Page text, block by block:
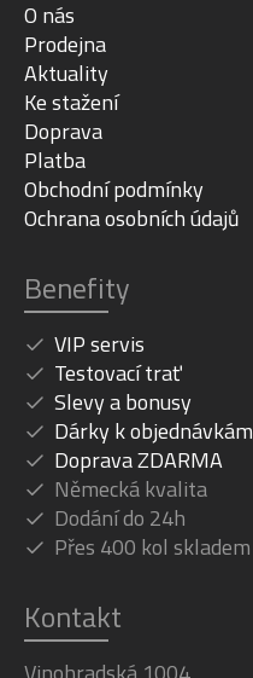
O nás
Prodejna
Aktuality
Ke stažení
Doprava
Platba
Obchodní podmínky
Ochrana osobních údajů
Benefity
VIP servis
Testovací trať
Slevy a bonusy
Dárky k objednávkám
Doprava ZDARMA
Německá kvalita
Dodání do 24h
Přes 400 kol skladem
Kontakt